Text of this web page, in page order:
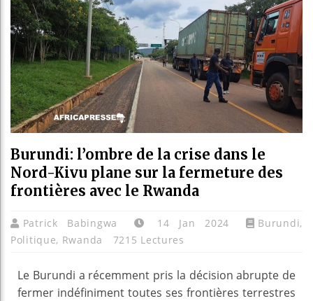
Bénin :
Burundi: l’ombre de la crise dans le
Nord-Kivu plane sur la fermeture des
frontières avec le Rwanda
Patrick Babingwa 14 Jan 2024 Burundi,
Politique, Rwanda 7215 Lectures
Le Burundi a récemment pris la décision abrupte de
fermer indéfiniment toutes ses frontières terrestres